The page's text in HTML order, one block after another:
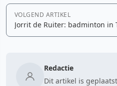
VOLGEND ARTIKEL
Jorrit de Ruiter: badminton in
Redactie
Dit artikel is